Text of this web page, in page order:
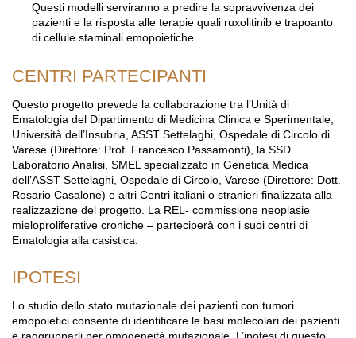
Questi modelli serviranno a predire la sopravvivenza dei
pazienti e la risposta alle terapie quali ruxolitinib e trapoanto
di cellule staminali emopoietiche.
CENTRI PARTECIPANTI
Questo progetto prevede la collaborazione tra l’Unità di
Ematologia del Dipartimento di Medicina Clinica e Sperimentale,
Università dell’Insubria, ASST Settelaghi, Ospedale di Circolo di
Varese (Direttore: Prof. Francesco Passamonti), la SSD
Laboratorio Analisi, SMEL specializzato in Genetica Medica
dell’ASST Settelaghi, Ospedale di Circolo, Varese (Direttore: Dott.
Rosario Casalone) e altri Centri italiani o stranieri finalizzata alla
realizzazione del progetto. La REL- commissione neoplasie
mieloproliferative croniche – parteciperà con i suoi centri di
Ematologia alla casistica.
IPOTESI
Lo studio dello stato mutazionale dei pazienti con tumori
emopoietici consente di identificare le basi molecolari dei pazienti